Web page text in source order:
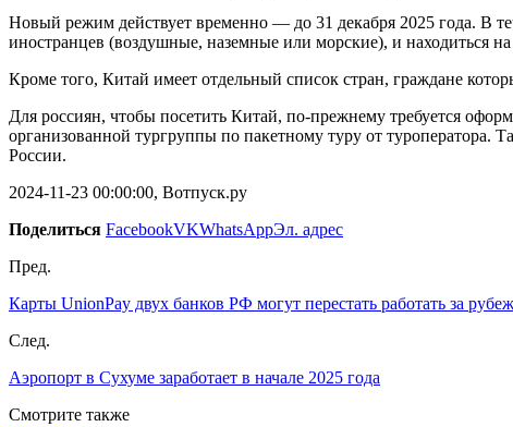
Новый режим действует временно — до 31 декабря 2025 года. В
иностранцев (воздушные, наземные или морские), и находиться
Кроме того, Китай имеет отдельный список стран, граждане
Для россиян, чтобы посетить Китай, по-прежнему требуется
организованной тургруппы по пакетному туру от туроператора.
России.
2024-11-23 00:00:00, Вотпуск.ру
Поделиться FacebookVKWhatsAppЭл. адрес
Пред.
Карты UnionPay двух банков РФ могут перестать работать за
След.
Аэропорт в Сухуме заработает в начале 2025 года
Смотрите также